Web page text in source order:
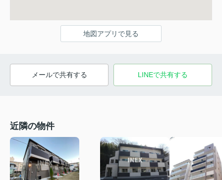
地図アプリで見る
メールで共有する LINEで共有する
近隣の物件